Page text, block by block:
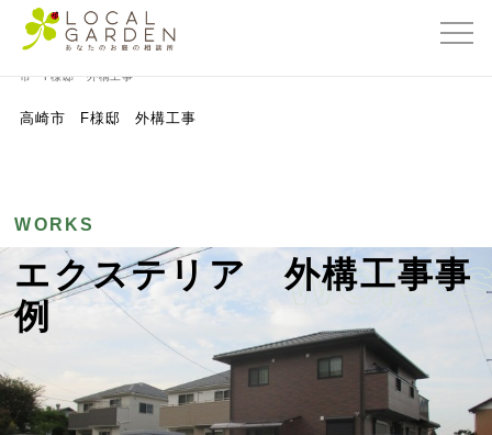
群馬県前橋市の外構・エクステリア専門店ローカルガーデン
市 F様邸 外構工事
高崎市 F様邸 外構工事
WORKS
エクステリア 外構工事事
例